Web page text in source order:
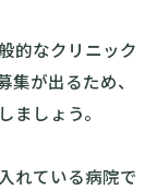
的なクリニック
が出るため、
しょう。
れている病院で